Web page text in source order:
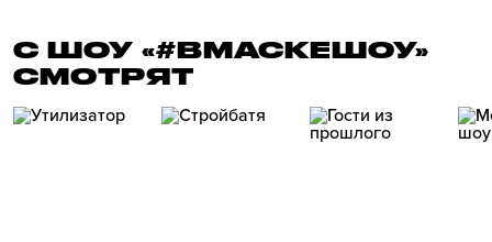
С ШОУ «#ВМАСКЕШОУ»
СМОТРЯТ